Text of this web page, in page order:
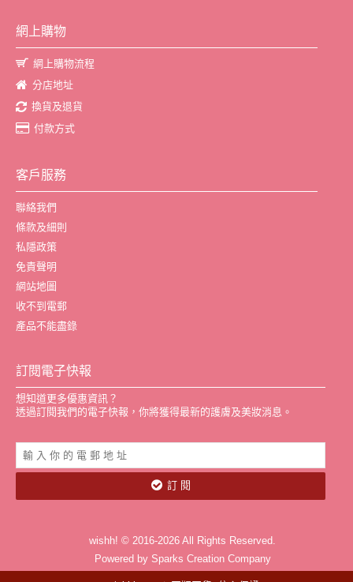
網上購物
網上購物流程
分店地址
換貨及退貨
付款方式
客戶服務
聯絡我們
條款及細則
私隱政策
免責聲明
網站地圖
收不到電郵
產品不能盡錄
訂閱電子快報
想知道更多優惠資訊？
透過訂閱我們的電子快報，你將獲得最新的護膚及美妝消息。
訂 閱
wishh! © 2016-2026 All Rights Reserved.
Powered by Sparks Creation Company